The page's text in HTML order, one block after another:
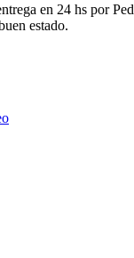
en 24 hs por
estado.